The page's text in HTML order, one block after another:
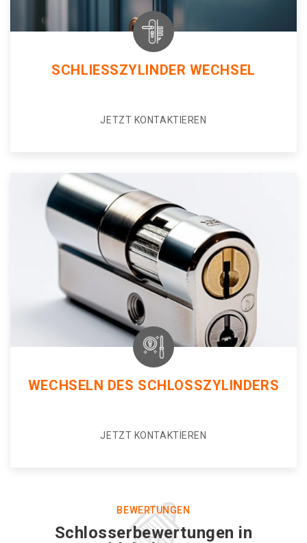
SCHLIESSZYLINDER WECHSEL
JETZT KONTAKTIEREN
WECHSELN DES SCHLOSSZYLINDERS
JETZT KONTAKTIEREN
BEWERTUNGEN
Schlosserbewertungen in